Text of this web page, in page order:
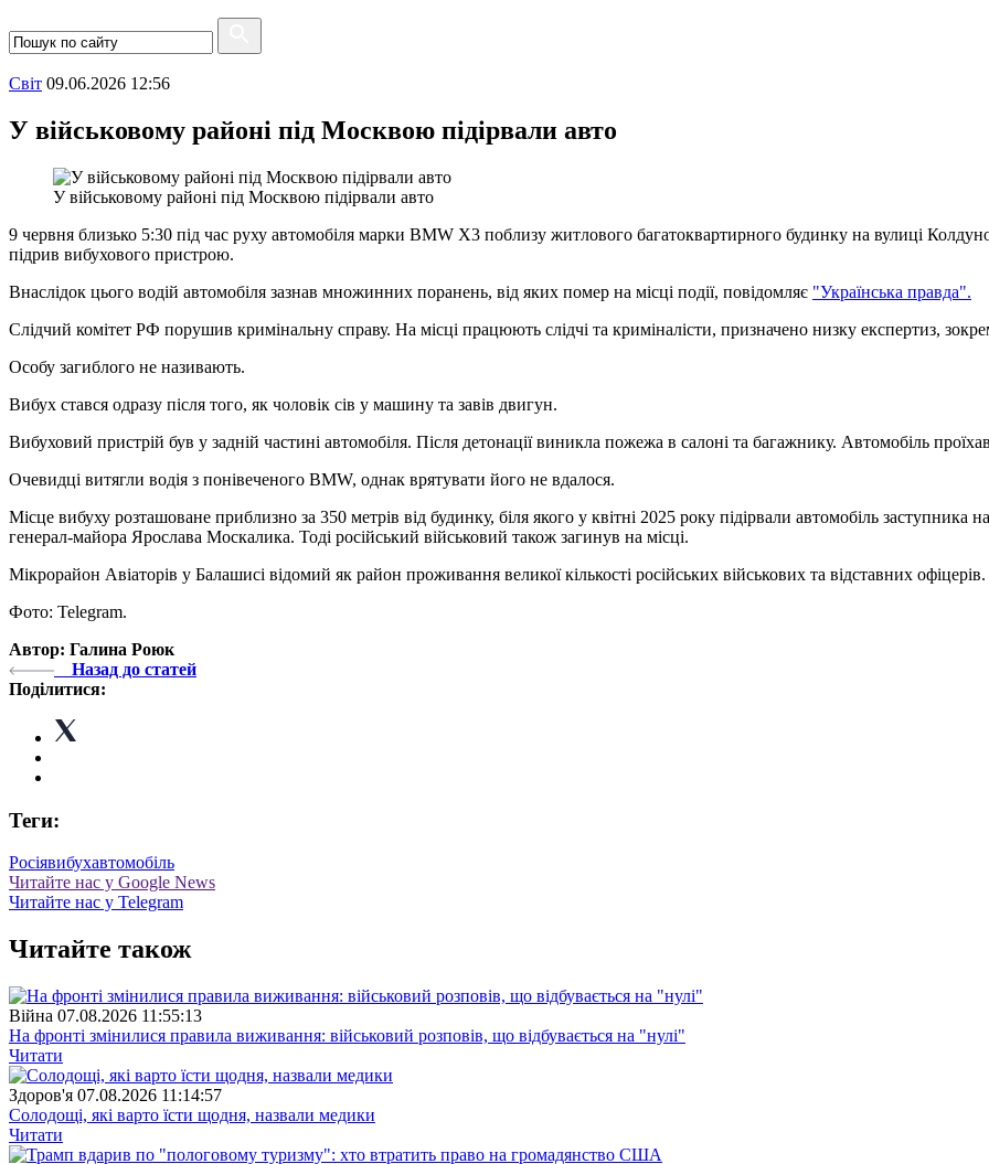
Свiт 09.06.2026 12:56
У військовому районі під Москвою підірвали авто
У військовому районі під Москвою підірвали авто
9 червня близько 5:30 під час руху автомобіля марки BMW X3 поблизу житлового багатоквартирного будинку на вулиці
підрив вибухового пристрою.
Внаслідок цього водій автомобіля зазнав множинних поранень, від яких помер на місці події, повідомляє "Українська правда".
Слідчий комітет РФ порушив кримінальну справу. На місці працюють слідчі та криміналісти, призначено низку експертиз,
Особу загиблого не називають.
Вибух стався одразу після того, як чоловік сів у машину та завів двигун.
Вибуховий пристрій був у задній частині автомобіля. Після детонації виникла пожежа в салоні та багажнику. Автомобіль
Очевидці витягли водія з понівеченого BMW, однак врятувати його не вдалося.
Місце вибуху розташоване приблизно за 350 метрів від будинку, біля якого у квітні 2025 року підірвали автомобіль
генерал-майора Ярослава Москалика. Тоді російський військовий також загинув на місці.
Мікрорайон Авіаторів у Балашисі відомий як район проживання великої кількості російських військових та відставних офіцерів.
Фото: Telegram.
Автор: Галина Роюк
Назад до статей
Поділитися:
Теги:
Росіявибухавтомобіль
Читайте нас у Google News
Читайте нас у Telegram
Читайте також
Війна 07.08.2026 11:55:13
На фронті змінилися правила виживання: військовий розповів, що відбувається на "нулі"
Читати
Здоров'я 07.08.2026 11:14:57
Солодощі, які варто їсти щодня, назвали медики
Читати